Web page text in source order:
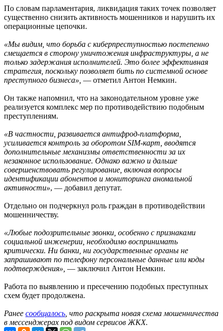
По словам парламентария, ликвидация таких точек позволяет
существенно снизить активность мошенников и нарушить их
операционные цепочки.
«Мы видим, что борьба с киберпреступностью постепенно
смещается в сторону уничтожения инфраструктуры, а не
только задержания исполнителей. Это более эффективная
стратегия, поскольку позволяет бить по системной основе
преступного бизнеса», — отметил Антон Немкин.
Он также напомнил, что на законодательном уровне уже
реализуется комплекс мер по противодействию подобным
преступлениям.
«В частности, развивается антифрод-платформа,
усиливается контроль за оборотом SIM-карт, вводятся
дополнительные механизмы ответственности за их
незаконное использование. Однако важно и дальше
совершенствовать регулирование, включая вопросы
идентификации абонентов и мониторинга аномальной
активности», — добавил депутат.
Отдельно он подчеркнул роль граждан в противодействии
мошенничеству.
«Любые подозрительные звонки, особенно с признаками
социальной инженерии, необходимо воспринимать
критически. Ни банки, ни государственные органы не
запрашивают по телефону персональные данные или коды
подтверждения», — заключил Антон Немкин.
Работа по выявлению и пресечению подобных преступных
схем будет продолжена.
Ранее сообщалось, что раскрыта новая схема мошенничества
в мессенджерах под видом сервисов ЖКХ.